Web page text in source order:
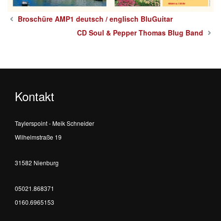
Broschüre AMP1 deutsch / englisch BluGuitar
CD Soul & Pepper Thomas Blug Band
Kontakt
Taylerspoint - Meik Schneider
Wilhelmstraße 19
31582 Nienburg
05021.868371
0160.6965153